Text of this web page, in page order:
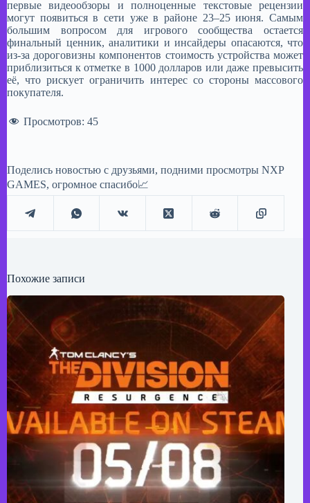
первые видеообзоры и полноценные текстовые рецензии
могут появиться в сети уже в районе 23–25 июня. Самым
большим вопросом для игрового сообщества остается
финальный ценник, аналитики и инсайдеры опасаются, что
из-за дороговизны компонентов стоимость устройства может
приблизиться к отметке в 1000 долларов или даже превысить
её, что рискует ограничить интерес со стороны массового
покупателя.
Просмотров: 45
Поделись новостью с друзьями, подними просмотры NXP
GAMES, огромное спасибо📈
Похожие записи